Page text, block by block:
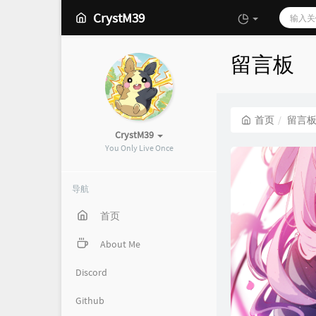
CrystM39
CrystM39
You Only Live Once
导航
首页
About Me
Discord
Github
留言板
首页 留言